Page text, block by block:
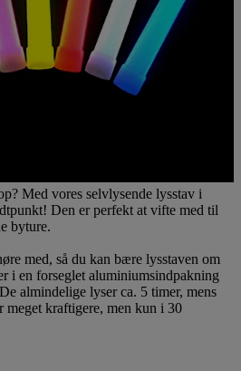
Med vores selvlysende lysstav i
Den er perfekt at vifte med til
byture.
med, så du kan bære lysstaven om
i en forseglet aluminiumsindpakning
almindelige lyser ca. 5 timer, mens
meget kraftigere, men kun i 30